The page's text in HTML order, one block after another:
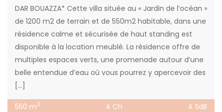
DAR BOUAZZA* Cette villa située au « Jardin de l’océan »
de 1200 m2 de terrain et de 550m2 habitable, dans une
résidence calme et sécurisée de haut standing est
disponible à la location meublé. La résidence offre de
multiples espaces verts, une promenade autour d’une
belle entendue d’eau où vous pourrez y apercevoir des
[…]
550 m2 4 Ch 4 SdB